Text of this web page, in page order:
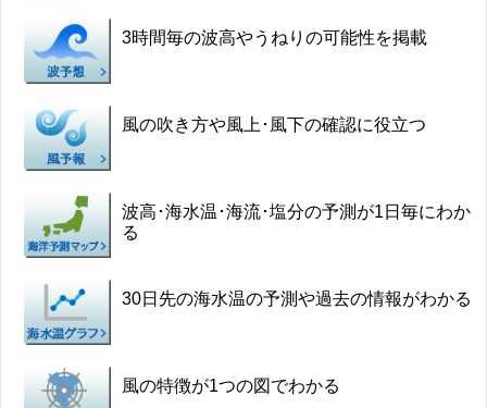
3時間毎の波高やうねりの可能性を掲載
風の吹き方や風上･風下の確認に役立つ
波高･海水温･海流･塩分の予測が1日毎にわか
る
30日先の海水温の予測や過去の情報がわかる
風の特徴が1つの図でわかる